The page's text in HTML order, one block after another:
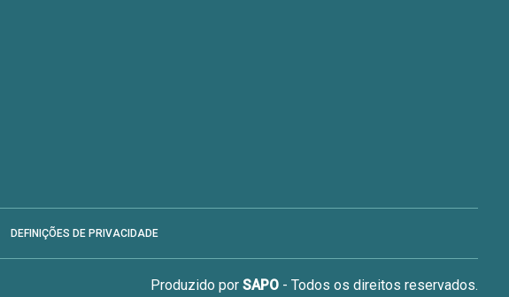
DEFINIÇÕES DE PRIVACIDADE
Produzido porSAPO - Todos os direitos reservados.